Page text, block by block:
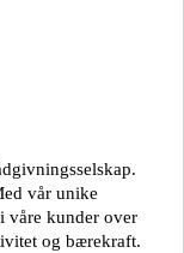
vår unike
våre kunder over
og bærekraft.